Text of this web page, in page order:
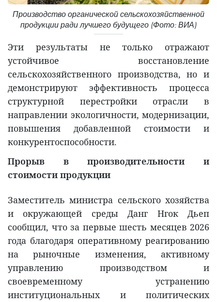
Производство органической сельскохозяйственной
продукции ради лучшего будущего (Фото: ВИА)
Эти результаты не только отражают
устойчивое восстановление
сельскохозяйственного производства, но и
демонстрируют эффективность процесса
структурной перестройки отрасли в
направлении экологичности, модернизации,
повышения добавленной стоимости и
конкурентоспособности.
Прорыв в производительности и
стоимости продукции
Заместитель министра сельского хозяйства
и окружающей среды Данг Нгок Дьеп
сообщил, что за первые шесть месяцев 2026
года благодаря оперативному реагированию
на рыночные изменения, активному
управлению производством и
своевременному устранению
институциональных и политических